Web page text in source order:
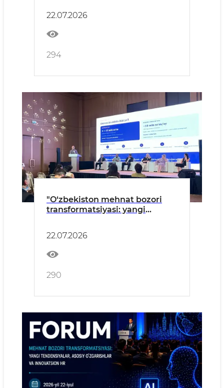
22.07.2026
294
"O‘zbekiston mehnat bozori
transformatsiyasi: yangi
forumi
22.07.2026
290